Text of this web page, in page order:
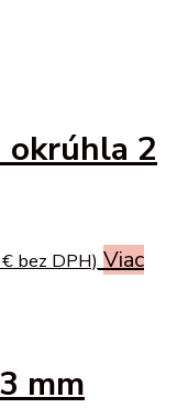
okrúhla 2
€ bez DPH) Viac
mm